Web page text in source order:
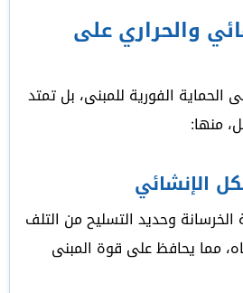
والحراري على
الحماية الفورية للمبنى، بل تمتد
منها:
الإنشائي
وحديد التسليح من التلف
مما يحافظ على قوة المبنى